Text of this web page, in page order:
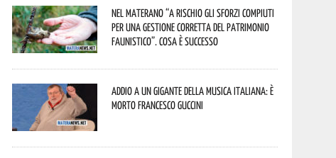
Nel materano “a rischio gli sforzi compiuti
per una gestione corretta del patrimonio
faunistico”. Cosa è successo
Addio a un gigante della musica italiana: è
morto Francesco Guccini